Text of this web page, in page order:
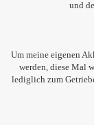
und
Um meine eigenen
werden, diese Mal
lediglich zum